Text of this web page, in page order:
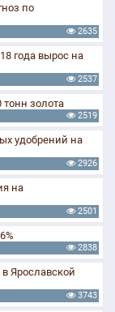
по
2635
года вырос на
2537
золота
2519
удобрений на
2926
на
2501
2838
Ярославской
3743